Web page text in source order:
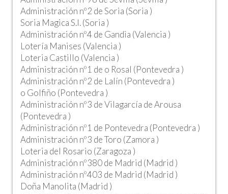
Administración nº2 de Soria (Soria )
Soria Magica S.l. (Soria )
Administración nº4 de Gandia (Valencia )
Lotería Manises (Valencia )
Loteria Castillo (Valencia )
Administración nº1 de o Rosal (Pontevedra )
Administración nº2 de Lalín (Pontevedra )
o Golfiño (Pontevedra )
Administración nº3 de Vilagarcía de Arousa
(Pontevedra )
Administración nº1 de Pontevedra (Pontevedra )
Administración nº3 de Toro (Zamora )
Loteria del Rosario (Zaragoza )
Administración nº380 de Madrid (Madrid )
Administración nº403 de Madrid (Madrid )
Doña Manolita (Madrid )